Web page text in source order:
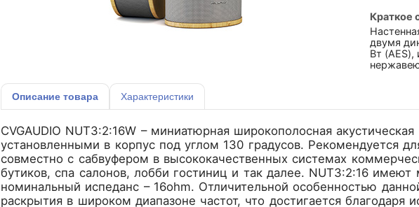
Краткое
двумя
Вт
Описание товара Характеристики
CVGAUDIO NUT3:2:16W – миниатюрная широкополосная
установленными в корпус под углом 130 градусов. Рекомендуется
совместно с сабвуфером в высококачественных системах
бутиков, спа салонов, лобби гостиниц и так далее. NUT3:2:16
номинальный испеданс – 16ohm. Отличительной особенностью
раскрытия в широком диапазоне частот, что достигается благодаря